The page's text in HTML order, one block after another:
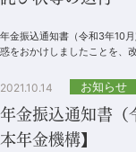
年金振込通知書（令和3年10
惑をおかけしましたことを、
2021.10.14 お知らせ
年金振込通知書（
本年金機構】